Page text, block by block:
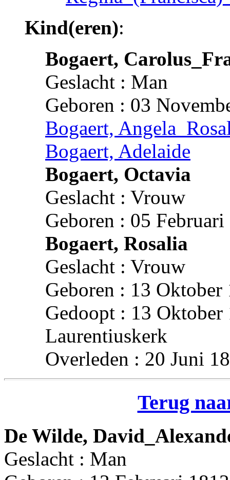
Kind(eren):
Bogaert,
Geslacht : Man
Geboren : 03
Bogaert,
Bogaert, Adelaide
Bogaert, Octavia
Geslacht : Vrouw
Geboren : 05
Bogaert, Rosalia
Geslacht : Vrouw
Geboren : 13
Gedoopt : 13
Laurentiuskerk
Overleden : 20 Juni
Terug
De Wilde,
Geslacht : Man